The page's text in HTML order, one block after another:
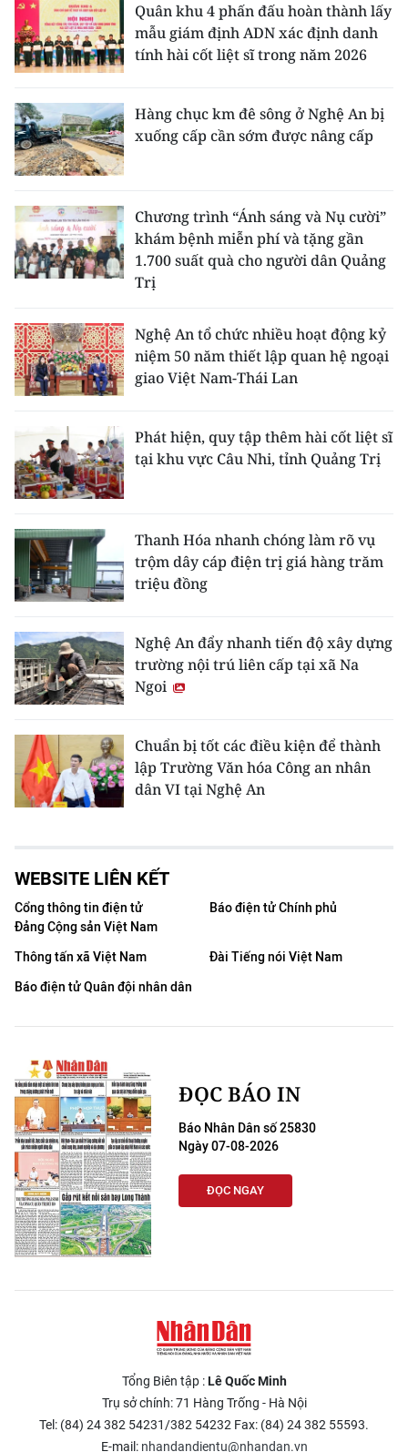
Quân khu 4 phấn đấu hoàn thành lấy
mẫu giám định ADN xác định danh
tính hài cốt liệt sĩ trong năm 2026
Hàng chục km đê sông ở Nghệ An bị
xuống cấp cần sớm được nâng cấp
Chương trình “Ánh sáng và Nụ cười”
khám bệnh miễn phí và tặng gần
1.700 suất quà cho người dân Quảng
Trị
Nghệ An tổ chức nhiều hoạt động kỷ
niệm 50 năm thiết lập quan hệ ngoại
giao Việt Nam-Thái Lan
Phát hiện, quy tập thêm hài cốt liệt sĩ
tại khu vực Câu Nhi, tỉnh Quảng Trị
Thanh Hóa nhanh chóng làm rõ vụ
trộm dây cáp điện trị giá hàng trăm
triệu đồng
Nghệ An đẩy nhanh tiến độ xây dựng
trường nội trú liên cấp tại xã Na
Ngoi
Chuẩn bị tốt các điều kiện để thành
lập Trường Văn hóa Công an nhân
dân VI tại Nghệ An
WEBSITE LIÊN KẾT
Cổng thông tin điện tử
Đảng Cộng sản Việt Nam
Báo điện tử Chính phủ
Thông tấn xã Việt Nam
Đài Tiếng nói Việt Nam
Báo điện tử Quân đội nhân dân
ĐỌC BÁO IN
Báo Nhân Dân số 25830
Ngày 07-08-2026
ĐỌC NGAY
Tổng Biên tập :Lê Quốc Minh
Trụ sở chính: 71 Hàng Trống - Hà Nội
Tel: (84) 24 382 54231/382 54232 Fax: (84) 24 382 55593.
E-mail: nhandandientu@nhandan.vn